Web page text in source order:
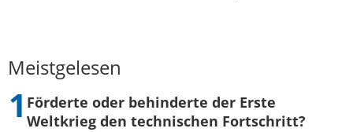
Meistgelesen
Förderte oder behinderte der Erste
Weltkrieg den technischen Fortschritt?